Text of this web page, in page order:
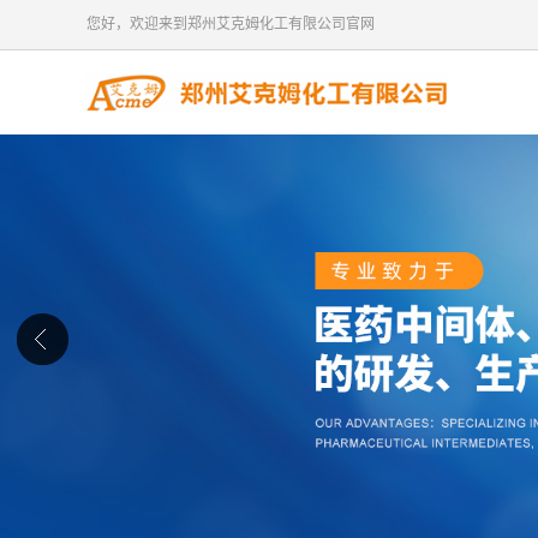
您好，欢迎来到郑州艾克姆化工有限公司官网